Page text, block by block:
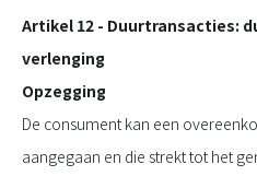
Artikel 12 - Duurtransacties:
verlenging
Opzegging
De consument kan een
aangegaan en die strekt tot het